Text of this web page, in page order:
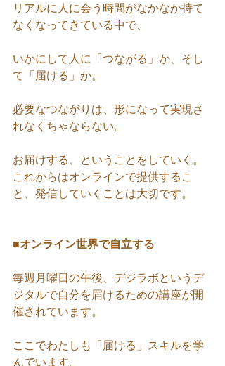
リアルに人に会う時間がなかなか持て
なくなってきている中で、
いかにして人に「つながる」か、そし
て「届ける」か。
必要なつながりは、形になって実現さ
れなくちゃならない。
お届けする、ということをしていく。
これからはオンラインで提供するこ
と、発信していくことは大切です。
■オンライン世界で自立する
毎週月曜日の午後、デジラボというデ
ジタルで自分を届けるための講座が開
催されています。
ここでわたしも「届ける」スキルを学
んでいます。